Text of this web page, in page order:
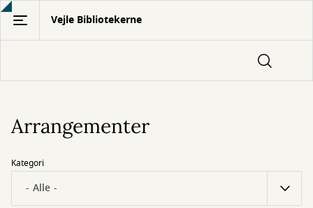
Gå
hovedindhold
Vejle Bibliotekerne
Arrangementer
Kategori